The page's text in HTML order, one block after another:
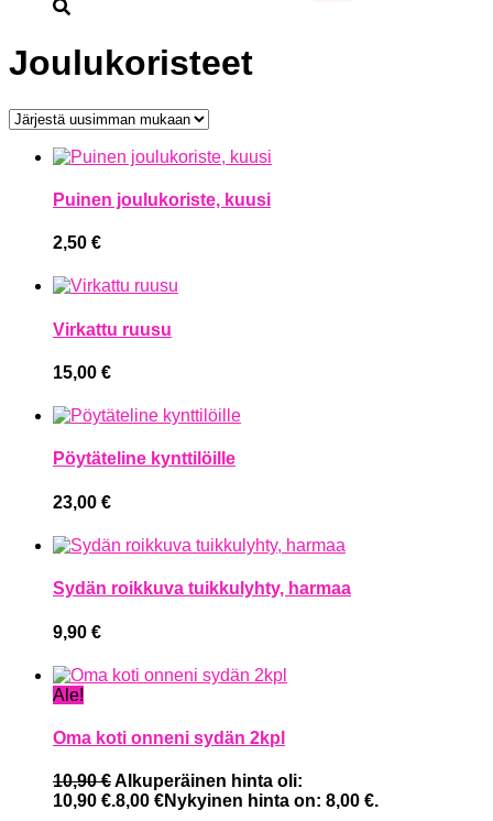
Joulukoristeet
Puinen joulukoriste, kuusi
2,50 €
Virkattu ruusu
15,00 €
Pöytäteline kynttilöille
23,00 €
Sydän roikkuva tuikkulyhty, harmaa
9,90 €
Ale!
Oma koti onneni sydän 2kpl
10,90€Alkuperäinen hinta oli:
10,90 €.8,00 €Nykyinen hinta on: 8,00 €.